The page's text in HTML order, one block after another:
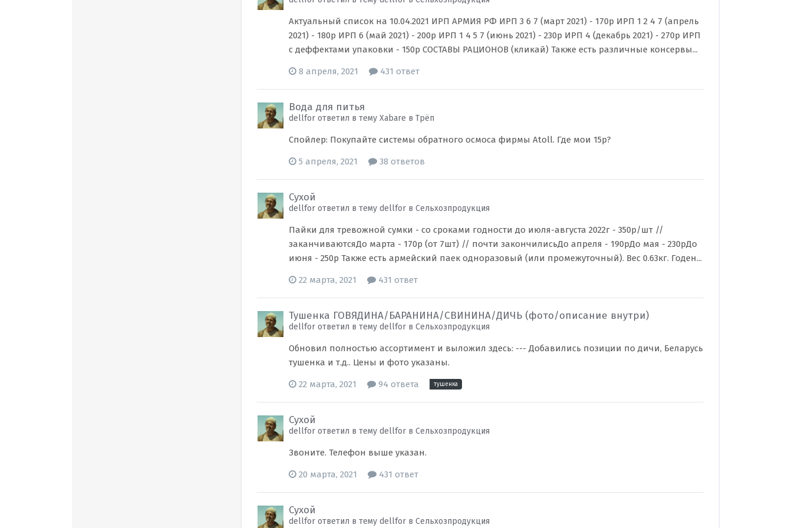
Актуальный список на 10.04.2021 ИРП АРМИЯ РФ ИРП 3 6 7 (март 2021) - 170р ИРП 1 2 4 7 (апрель
2021) - 180р ИРП 6 (май 2021) - 200р ИРП 1 4 5 7 (июнь 2021) - 230р ИРП 4 (декабрь 2021) - 270р ИРП
с деффектами упаковки - 150р СОСТАВЫ РАЦИОНОВ (кликай) Также есть различные консервы...
8 апреля, 2021 431 ответ
Вода для питья
dellfor ответил в тему Xabare вТрёп
Спойлер: Покупайте системы обратного осмоса фирмы Atoll. Где мои 15р?
5 апреля, 2021 38 ответов
Сухой
dellfor ответил в тему dellfor вСельхозпродукция
Пайки для тревожной сумки - со сроками годности до июля-августа 2022г - 350р/шт //
заканчиваютсяДо марта - 170р (от 7шт) // почти закончилисьДо апреля - 190рДо мая - 230рДо
июня - 250р Также есть армейский паек одноразовый (или промежуточный). Вес 0.63кг. Годен...
22 марта, 2021 431 ответ
Тушенка ГОВЯДИНА/БАРАНИНА/СВИНИНА/ДИЧЬ (фото/описание внутри)
dellfor ответил в тему dellfor вСельхозпродукция
Обновил полностью ассортимент и выложил здесь: --- Добавились позиции по дичи, Беларусь
тушенка и т.д.. Цены и фото указаны.
22 марта, 2021 94 ответа тушенка
Сухой
dellfor ответил в тему dellfor вСельхозпродукция
Звоните. Телефон выше указан.
20 марта, 2021 431 ответ
Сухой
dellfor ответил в тему dellfor вСельхозпродукция